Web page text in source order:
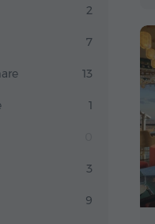
2
7
13
1
3
9